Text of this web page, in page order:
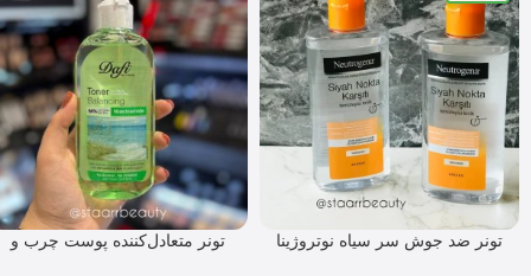
تونر ضد جوش سر سیاه نوتروژینا
تونر متعادل‌کننده پوست چرب و